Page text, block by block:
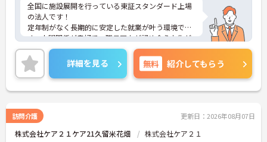
全国に施設展開を行っている東証スタンダード上場
の法人です！
定年制がなく長期的に安定した就業が叶う環境で
す。人間関係が良好で、職員同士が認め合う文化が
根付いています。
ご興味のある方には、面接対策ポイントなど、さら
に詳細をご案内しますのでお気軽にご相談くださ
い！
詳細を見る 無料 紹介してもらう
訪問介護 更新日：2026年08月07日
株式会社ケア２１ケア21久留米花畑 株式会社ケア２１